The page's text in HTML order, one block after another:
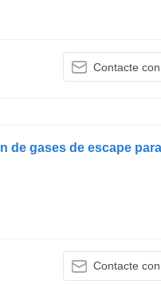
Contacte
Contacte